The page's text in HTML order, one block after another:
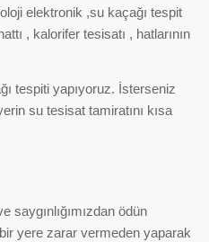
elektronik ,su kaçağı tespit
, kalorifer tesisatı , hatlarının
tespiti yapıyoruz. İsterseniz
su tesisat tamiratını kısa
saygınlığımızdan ödün
bir yere zarar vermeden yaparak